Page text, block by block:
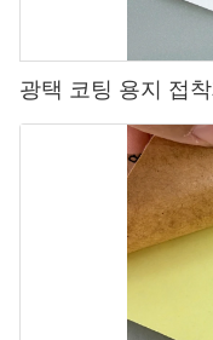
광택 코팅 용지 접